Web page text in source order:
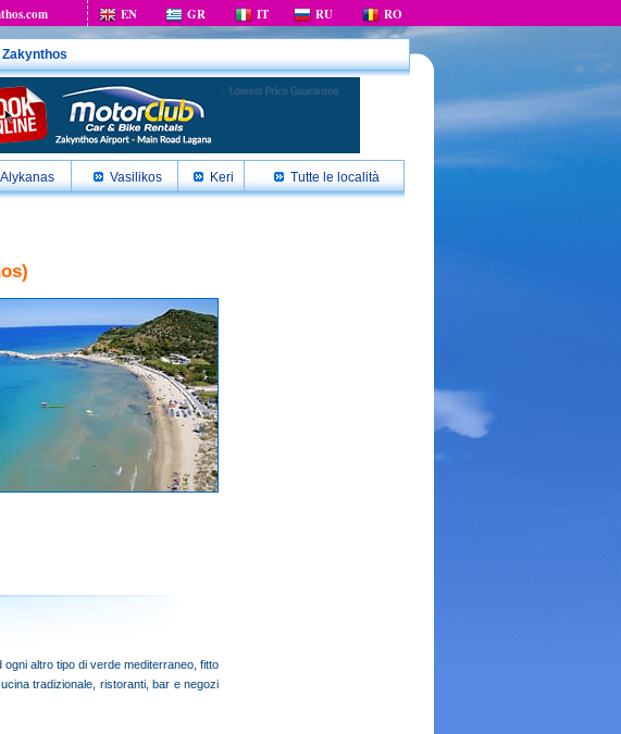
EN GR IT RU RO
Alykanas Vasilikos Keri Tutte le località
altro tipo di verde mediterraneo, fitto
tradizionale, ristoranti, bar e negozi